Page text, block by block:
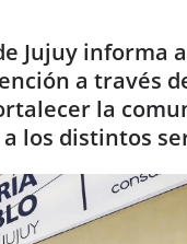
Jujuy informa
a través
la
los distintos